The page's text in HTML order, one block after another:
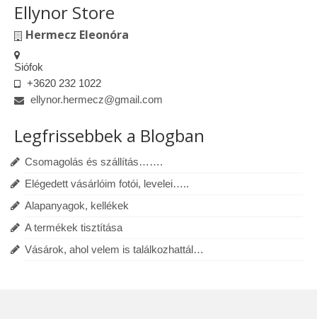
Ellynor Store
Hermecz Eleonóra
Siófok
+3620 232 1022
ellynor.hermecz@gmail.com
Legfrissebbek a Blogban
Csomagolás és szállítás…….
Elégedett vásárlóim fotói, levelei…..
Alapanyagok, kellékek
A termékek tisztítása
Vásárok, ahol velem is találkozhattál…